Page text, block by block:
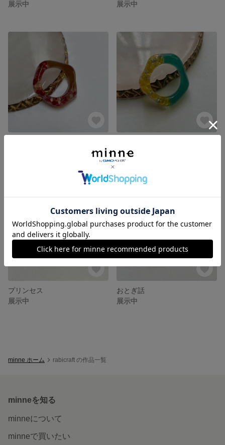
展示中 展示中
展示中
プリンセス
展示中
おとぎ話
展示中
minne ホーム rabicraft の作品一覧
minneを知る
minneについて
minneで買いたい